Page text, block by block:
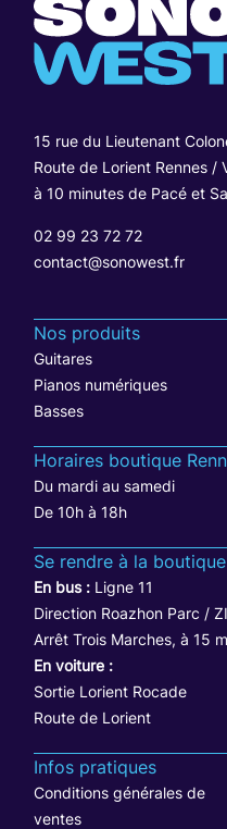
15 rue du Lieutenant
Route de Lorient Rennes /
à 10 minutes de Pacé et
02 99 23 72 72
contact@sonowest.fr
Nos produits
Guitares
Pianos numériques
Basses
Horaires boutique
Du mardi au samedi
De 10h à 18h
Se rendre à la boutique
En bus : Ligne 11
Direction Roazhon Parc /
Arrêt Trois Marches, à 15
En voiture :
Sortie Lorient Rocade
Route de Lorient
Infos pratiques
Conditions générales de
ventes